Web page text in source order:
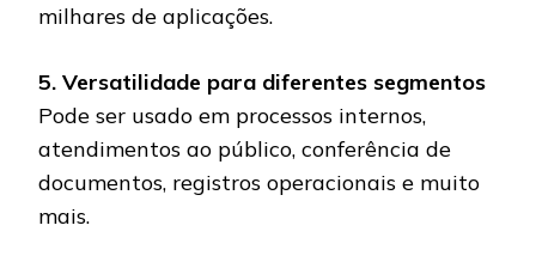
milhares de aplicações.
5. Versatilidade para diferentes segmentos
Pode ser usado em processos internos,
atendimentos ao público, conferência de
documentos, registros operacionais e muito
mais.